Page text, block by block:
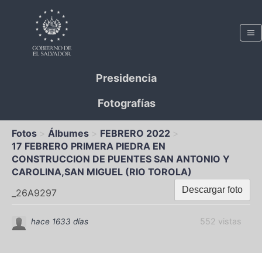
Presidencia
Fotografías
Fotos Álbumes
FEBRERO 2022
17 FEBRERO PRIMERA PIEDRA EN
CONSTRUCCION DE PUENTES SAN ANTONIO Y
CAROLINA,SAN MIGUEL (RIO TOROLA)
Descargar foto
_26A9297
552 vistas
hace 1633 días